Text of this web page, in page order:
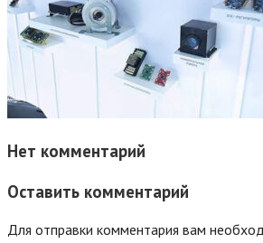
Нет комментарий
Оставить комментарий
Для отправки комментария вам